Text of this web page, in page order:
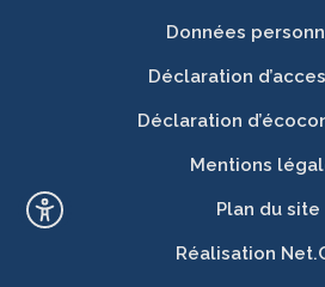
Données
Déclaration
Déclaration
Mentions
Plan du site
Réalisation